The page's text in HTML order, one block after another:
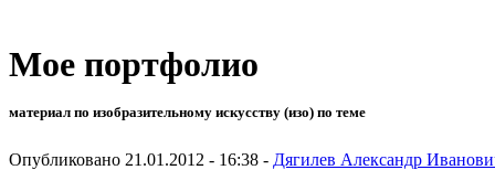
Мое портфолио
материал по изобразительному искусству (изо) по теме
Опубликовано 21.01.2012 - 16:38 - Дягилев Александр